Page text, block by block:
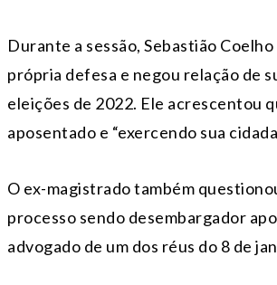
Durante a sessão, Sebastião
própria defesa e negou relação de
eleições de 2022. Ele acrescentou
aposentado e “exercendo sua
O ex-magistrado também
processo sendo desembargador
advogado de um dos réus do 8 de